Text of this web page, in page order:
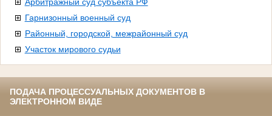
Гарнизонный военный суд
Районный, городской, межрайонный суд
Участок мирового судьи
ПОДАЧА ПРОЦЕССУАЛЬНЫХ ДОКУМЕНТОВ В
ЭЛЕКТРОННОМ ВИДЕ